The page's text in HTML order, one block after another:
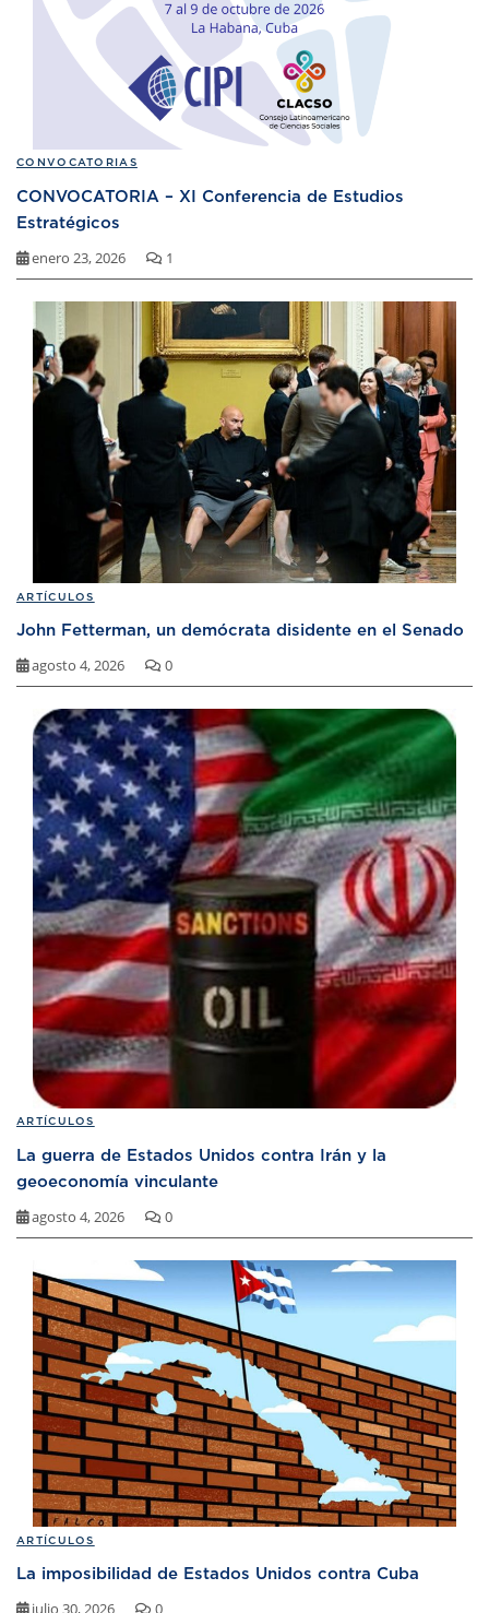
CONVOCATORIAS
CONVOCATORIA – XI Conferencia de Estudios
Estratégicos
enero 23, 2026 1
ARTÍCULOS
John Fetterman, un demócrata disidente en el Senado
agosto 4, 2026 0
ARTÍCULOS
La guerra de Estados Unidos contra Irán y la
geoeconomía vinculante
agosto 4, 2026 0
ARTÍCULOS
La imposibilidad de Estados Unidos contra Cuba
julio 30, 2026 0